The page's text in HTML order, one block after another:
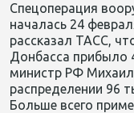
Спецоперация
началась 24
рассказал ТАСС,
Донбасса прибыло
министр РФ
распределении 96
Больше всего